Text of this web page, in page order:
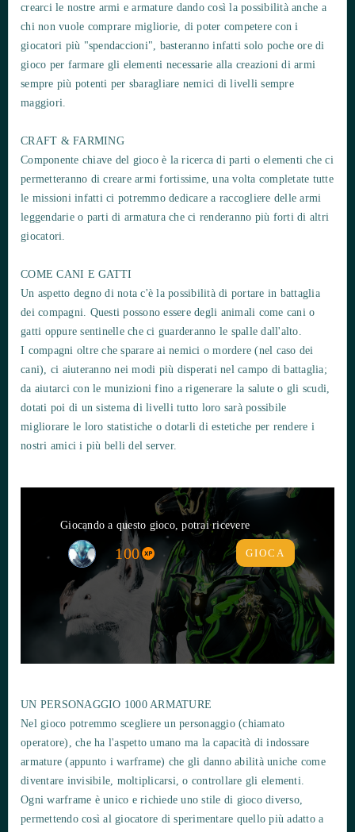
crearci le nostre armi e armature dando così la possibilità anche a
chi non vuole comprare migliorie, di poter competere con i
giocatori più "spendaccioni", basteranno infatti solo poche ore di
gioco per farmare gli elementi necessarie alla creazioni di armi
sempre più potenti per sbaragliare nemici di livelli sempre
maggiori.
CRAFT & FARMING
Componente chiave del gioco è la ricerca di parti o elementi che ci
permetteranno di creare armi fortissime, una volta completate tutte
le missioni infatti ci potremmo dedicare a raccogliere delle armi
leggendarie o parti di armatura che ci renderanno più forti di altri
giocatori.
COME CANI E GATTI
Un aspetto degno di nota c'è la possibilità di portare in battaglia
dei compagni. Questi possono essere degli animali come cani o
gatti oppure sentinelle che ci guarderanno le spalle dall'alto.
I compagni oltre che sparare ai nemici o mordere (nel caso dei
cani), ci aiuteranno nei modi più disperati nel campo di battaglia;
da aiutarci con le munizioni fino a rigenerare la salute o gli scudi,
dotati poi di un sistema di livelli tutto loro sarà possibile
migliorare le loro statistiche o dotarli di estetiche per rendere i
nostri amici i più belli del server.
Giocando a questo gioco, potrai ricevere
100 GIOCA
UN PERSONAGGIO 1000 ARMATURE
Nel gioco potremmo scegliere un personaggio (chiamato
operatore), che ha l'aspetto umano ma la capacità di indossare
armature (appunto i warframe) che gli danno abilità uniche come
diventare invisibile, moltiplicarsi, o controllare gli elementi.
Ogni warframe è unico e richiede uno stile di gioco diverso,
permettendo così al giocatore di sperimentare quello più adatto a